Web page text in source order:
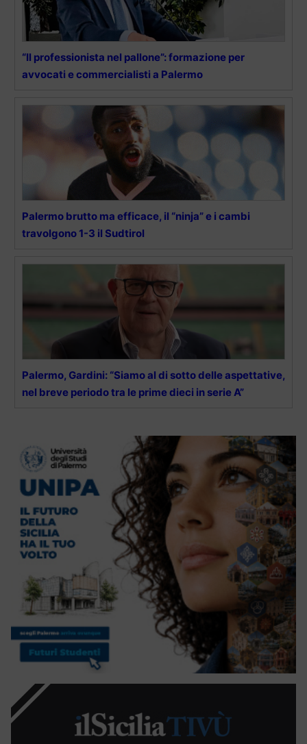
“Il professionista nel pallone”: formazione per
avvocati e commercialisti a Palermo
Palermo brutto ma efficace, il “ninja” e i cambi
travolgono 1-3 il Sudtirol
Palermo, Gardini: “Siamo al di sotto delle aspettative,
nel breve periodo tra le prime dieci in serie A”